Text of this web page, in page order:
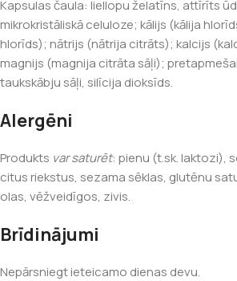
Kapsulas čaula: liellopu želatīns, attīrīts
mikrokristāliskā celuloze; kālijs (kālija
hlorīds); nātrijs (nātrija citrāts); kalcijs
magnijs (magnija citrāta sāļi);
taukskābju sāļi, silīcija dioksīds.
Alergēni
Produkts var saturēt: pienu (t.sk. laktozi),
citus riekstus, sezama sēklas, glutēnu
olas, vēžveidīgos, zivis.
Brīdinājumi
Nepārsniegt ieteicamo dienas devu.